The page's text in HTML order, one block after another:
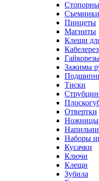
Пинцеты
Магниты
Клещи
Зажимы
Тиски
Отвертки
Ножницы
Наборы
Кусачки
Ключи
Клещи
Зубила